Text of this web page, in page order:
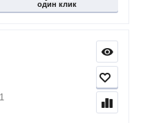
один клик